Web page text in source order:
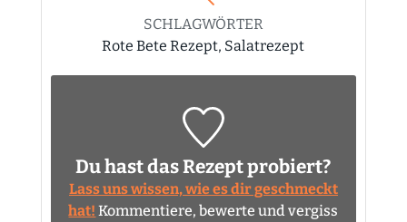
SCHLAGWÖRTER
Rote Bete Rezept, Salatrezept
Du hast das Rezept probiert?
Lass uns wissen, wie es dir geschmeckt
hat! Kommentiere, bewerte und vergiss